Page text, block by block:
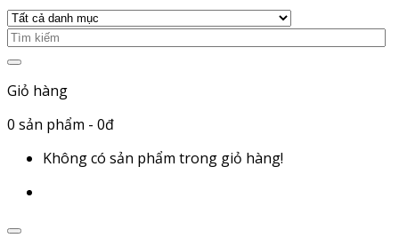
Giỏ hàng
0 sản phẩm - 0đ
Không có sản phẩm trong giỏ hàng!